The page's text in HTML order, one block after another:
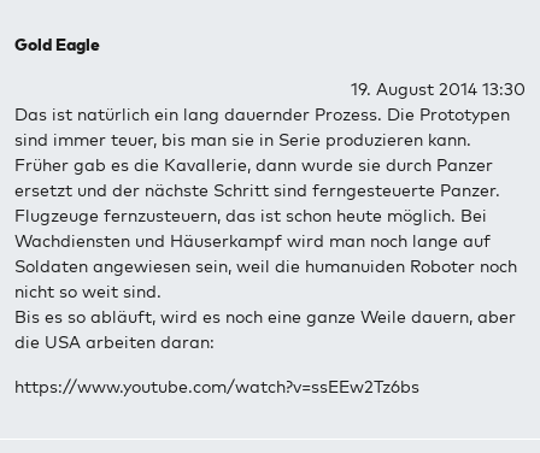
Gold Eagle
19. August 2014 13:30
Das ist natürlich ein lang dauernder Prozess. Die Prototypen
sind immer teuer, bis man sie in Serie produzieren kann.
Früher gab es die Kavallerie, dann wurde sie durch Panzer
ersetzt und der nächste Schritt sind ferngesteuerte Panzer.
Flugzeuge fernzusteuern, das ist schon heute möglich. Bei
Wachdiensten und Häuserkampf wird man noch lange auf
Soldaten angewiesen sein, weil die humanuiden Roboter noch
nicht so weit sind.
Bis es so abläuft, wird es noch eine ganze Weile dauern, aber
die USA arbeiten daran:
https://www.youtube.com/watch?v=ssEEw2Tz6bs